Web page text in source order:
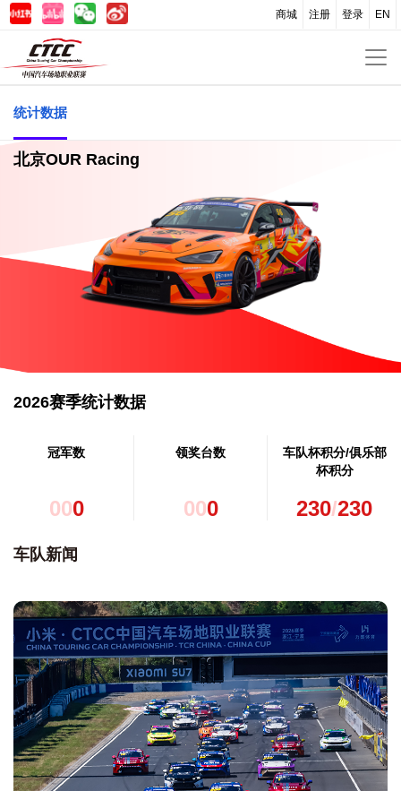
EN
登录
注册
商城
统计数据
北京OUR Racing
2026赛季统计数据
冠军数
000
领奖台数
000
车队杯积分/俱乐部
杯积分
230/230
车队新闻